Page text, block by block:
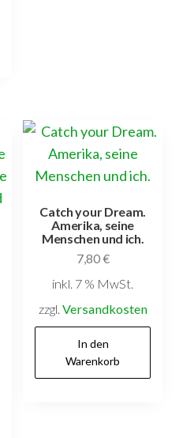
Catch your Dream.
Amerika, seine
Menschen und ich.
7,80€
inkl. 7 % MwSt.
zzgl. Versandkosten
In den
Warenkorb